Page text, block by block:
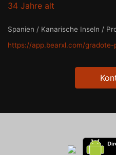
34 Jahre alt
Spanien / Kanarische Inseln /
https://app.bearxl.com/gradote-